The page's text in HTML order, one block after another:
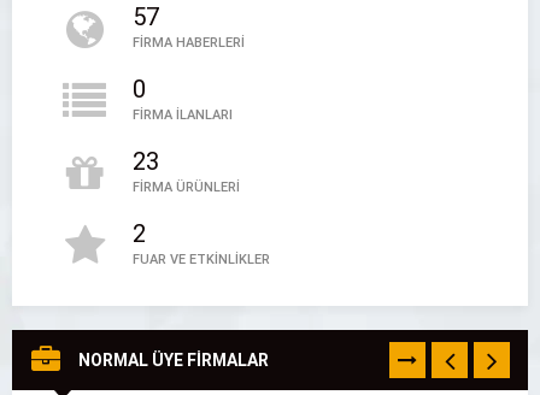
0541 580 89 03
Firma Sor – Firma Rehberi
57
FİRMA HABERLERİ
0
FİRMA İLANLARI
23
FİRMA ÜRÜNLERİ
2
FUAR VE ETKİNLİKLER
NORMAL ÜYE FİRMALAR TÜMÜNÜ